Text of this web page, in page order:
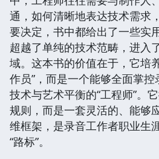
通，如何清晰地表达技术需求
要决定，书中都给出了一些实
超越了单纯的技术范畴，进入
域。这本书的价值在于，它培
作员”，而是一个能够全面掌
技术与艺术平衡的“工程师”。
规则，而是一套灵活的、能够
维框架，是录音工作者职业生
“路标”。